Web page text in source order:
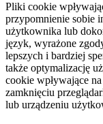
Pliki cookie
przypomnienie sobie
użytkownika lub
język, wyrażone
lepszych i bardziej
także optymalizację
cookie wpływające
zamknięciu
lub urządzeniu